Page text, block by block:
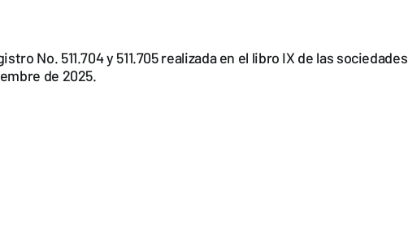
No. 511.704 y 511.705 realizada en el libro IX de las sociedades
de 2025.